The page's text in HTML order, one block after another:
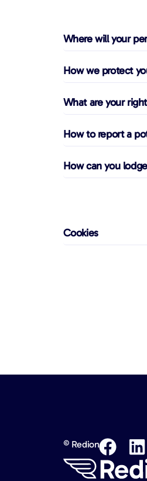
Where will your
How we protect
What are your
How to report a
How can you
Cookies
© Redion